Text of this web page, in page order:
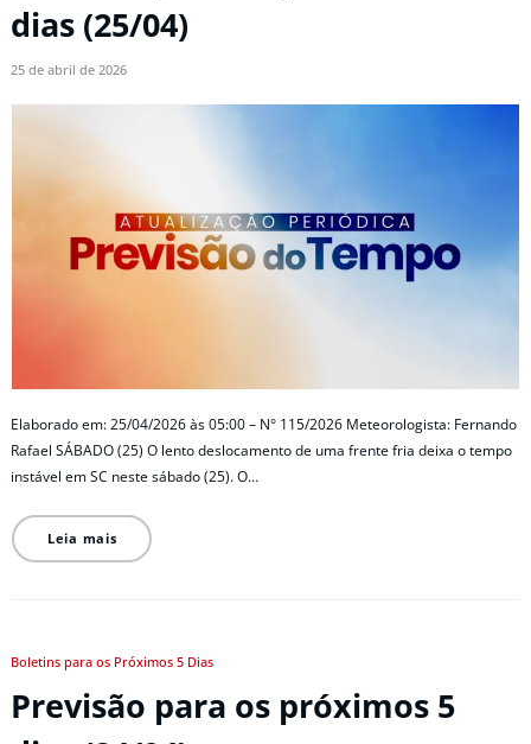
dias (25/04)
25 de abril de 2026
Elaborado em: 25/04/2026 às 05:00 – N° 115/2026 Meteorologista: Fernando
Rafael SÁBADO (25) O lento deslocamento de uma frente fria deixa o tempo
instável em SC neste sábado (25). O…
Leia mais
Boletins para os Próximos 5 Dias
Previsão para os próximos 5